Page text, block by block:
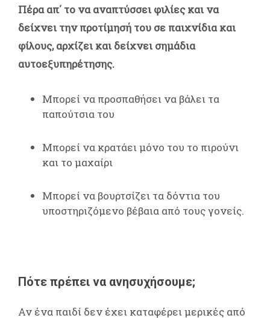
Πέρα απ΄ το να αναπτύσσει φιλίες και να
δείχνει την προτίμησή του σε παιχνίδια και
φίλους, αρχίζει και δείχνει σημάδια
αυτοεξυπηρέτησης.
Μπορεί να προσπαθήσει να βάλει τα
παπούτσια του
Μπορεί να κρατάει μόνο του το πιρούνι
και το μαχαίρι
Μπορεί να βουρτσίζει τα δόντια του
υποστηριζόμενο βέβαια από τους γονείς.
Πότε πρέπει να ανησυχήσουμε;
Αν ένα παιδί δεν έχει καταφέρει μερικές από